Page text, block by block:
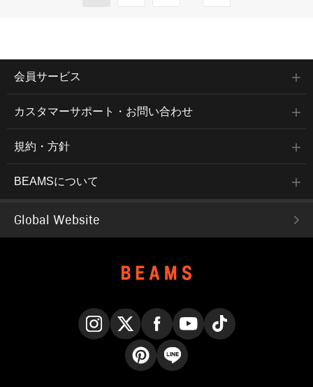
会員サービス
カスタマーサポート・お問い合わせ
規約・方針
BEAMSについて
Global Website